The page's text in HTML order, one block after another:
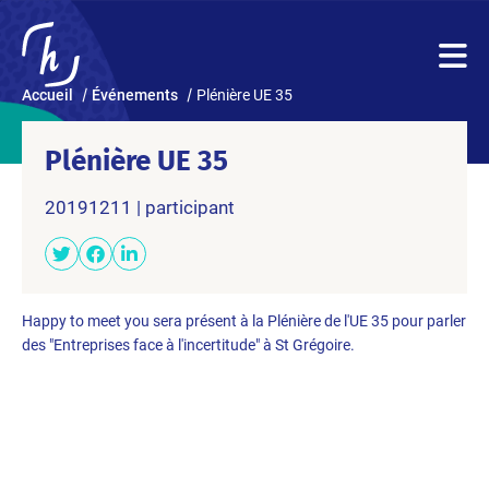
Accueil Événements Plénière UE 35
Plénière UE 35
20191211 | participant
Happy to meet you sera présent à la Plénière de l'UE 35 pour parler
des "Entreprises face à l'incertitude" à St Grégoire.